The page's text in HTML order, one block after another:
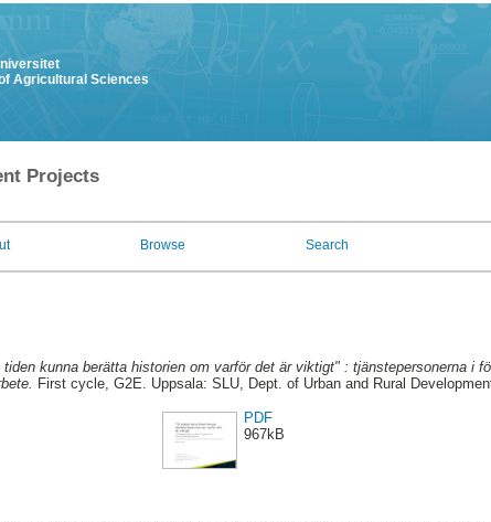
Agricultural Sciences
Projects
Browse Search
tiden kunna berätta historien om varför det är viktigt" : tjänstepersonerna i
First cycle, G2E. Uppsala: SLU, Dept. of Urban and Rural
PDF
967kB